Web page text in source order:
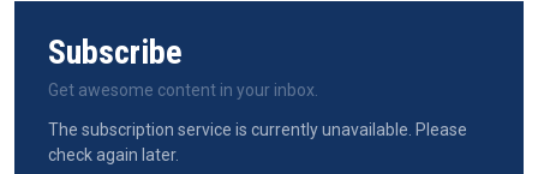
Subscribe
Get awesome content in your inbox.
The subscription service is currently unavailable. Please
check again later.